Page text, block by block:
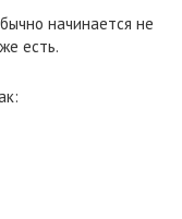
начинается не
есть.